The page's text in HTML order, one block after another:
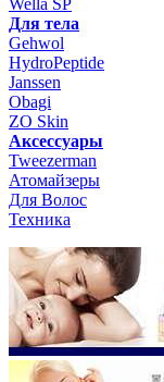
Wella SP
Для тела
Gehwol
HydroPeptide
Janssen
Obagi
ZO Skin
Aксессуары
Tweezerman
Атомайзеры
Для Волос
Техника